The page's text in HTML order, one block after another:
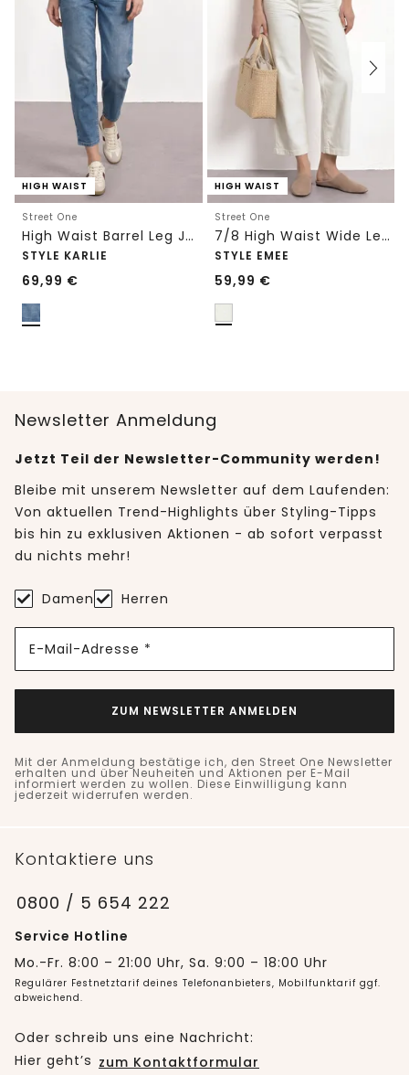
HIGH WAIST
Street One
High Waist Barrel Leg Jeans im Loose Fit
STYLE KARLIE
69,99 €
HIGH WAIST
Street One
7/8 High Waist Wide Leg Jeans im Loose Fit
STYLE EMEE
59,99 €
Newsletter Anmeldung
Jetzt Teil der Newsletter-Community werden!
Bleibe mit unserem Newsletter auf dem Laufenden:
Von aktuellen Trend-Highlights über Styling-Tipps
bis hin zu exklusiven Aktionen - ab sofort verpasst
du nichts mehr!
Damen Herren
E-Mail-Adresse *
ZUM NEWSLETTER ANMELDEN
Mit der Anmeldung bestätige ich, den Street One Newsletter
erhalten und über Neuheiten und Aktionen per E-Mail
informiert werden zu wollen. Diese Einwilligung kann
jederzeit widerrufen werden.
Kontaktiere uns
0800 / 5 654 222
Service Hotline
Mo.-Fr. 8:00 – 21:00 Uhr, Sa. 9:00 – 18:00 Uhr
Regulärer Festnetztarif deines Telefonanbieters, Mobilfunktarif ggf.
abweichend.
Oder schreib uns eine Nachricht:
Hier geht’s zum Kontaktformular